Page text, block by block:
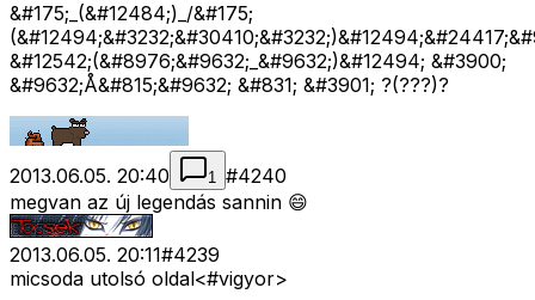
&#175;_(&#12484;)_/&#175;
&#12542;(&#8976;&#9632;_&#9632;)&#12494; &#3900;
&#9632;Å&#815;&#9632; &#831; &#3901; ?(???)?
2013.06.05. 20:40 1 #4240
megvan az új legendás sannin 😄
2013.06.05. 20:11#4239
micsoda utolsó oldal<#vigyor>